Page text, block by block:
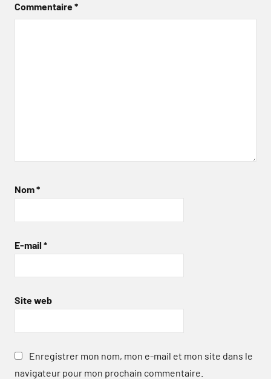
Commentaire*
Nom*
E-mail *
Site web
Enregistrer mon nom, mon e-mail et mon site dans le
navigateur pour mon prochain commentaire.